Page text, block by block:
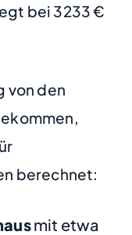
bei 3233 €
von den
berechnet:
mit etwa